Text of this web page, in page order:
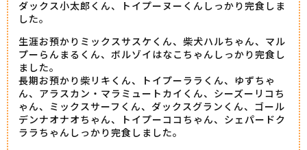
ダックス小太郎くん、トイプーヌーくんしっかり完食しま
した。
生涯お預かりミックスサスケくん、柴犬ハルちゃん、マル
プーらんまるくん、ボルゾイはなこちゃんしっかり完食し
ました。
長期お預かり柴リキくん、トイプーララくん、ゆずちゃ
ん、アラスカン・マラミュートカイくん、シーズーリコち
ゃん、ミックスサーフくん、ダックスグランくん、ゴール
デンナオナオちゃん、トイプーココちゃん、シェパードク
ララちゃんしっかり完食しました。